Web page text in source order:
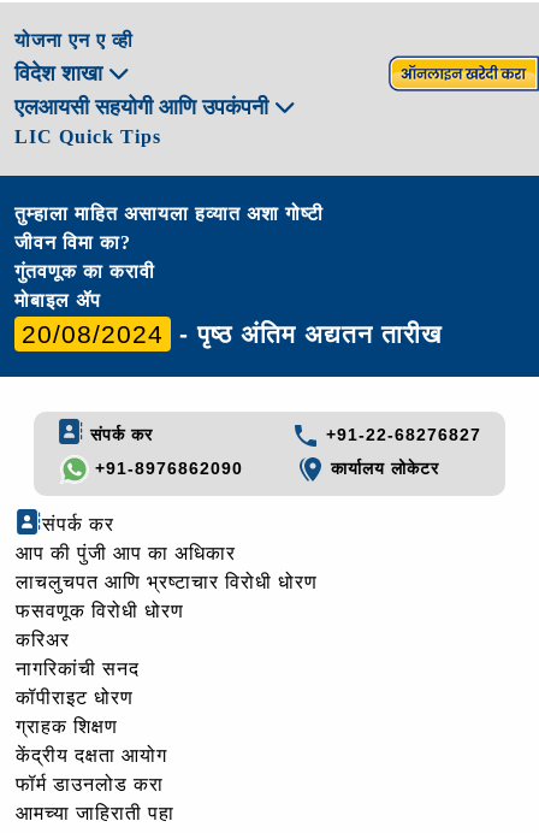
योजना एन ए व्ही
विदेश शाखा
एलआयसी सहयोगी आणि उपकंपनी
LIC Quick Tips
तुम्हाला माहित असायला हव्यात अशा गोष्टी
जीवन विमा का?
गुंतवणूक का करावी
मोबाइल ॲप
20/08/2024 - पृष्ठ अंतिम अद्यतन तारीख
संपर्क कर
+91-22-68276827
+91-8976862090
कार्यालय लोकेटर
संपर्क कर
आप की पुंजी आप का अधिकार
लाचलुचपत आणि भ्रष्टाचार विरोधी धोरण
फसवणूक विरोधी धोरण
करिअर
नागरिकांची सनद
कॉपीराइट धोरण
ग्राहक शिक्षण
केंद्रीय दक्षता आयोग
फॉर्म डाउनलोड करा
आमच्या जाहिराती पहा